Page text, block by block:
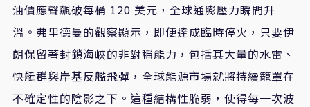
油價應聲飆破每桶 120 美元，全球通膨壓力瞬間升
溫。弗里德曼的觀察顯示，即便達成臨時停火，只要伊
朗保留著封鎖海峽的非對稱能力，包括其大量的水雷、
快艇群與岸基反艦飛彈，全球能源市場就將持續籠罩在
不確定性的陰影之下。這種結構性脆弱，使得每一次波